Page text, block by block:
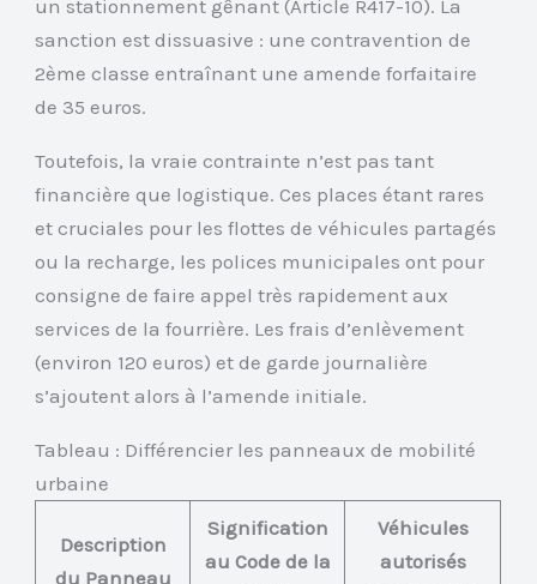
un stationnement gênant (Article R417-10). La
sanction est dissuasive : une contravention de
2ème classe entraînant une amende forfaitaire
de 35 euros.
Toutefois, la vraie contrainte n’est pas tant
financière que logistique. Ces places étant rares
et cruciales pour les flottes de véhicules partagés
ou la recharge, les polices municipales ont pour
consigne de faire appel très rapidement aux
services de la fourrière. Les frais d’enlèvement
(environ 120 euros) et de garde journalière
s’ajoutent alors à l’amende initiale.
Tableau : Différencier les panneaux de mobilité
urbaine
Description
du Panneau
Signification
au Code de la
Véhicules
autorisés